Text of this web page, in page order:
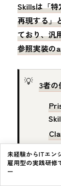
Skillsは「
再現する」
ており、汎
参照実装の
3者
ス
未経験からITエ
雇用型の実践研修
ー